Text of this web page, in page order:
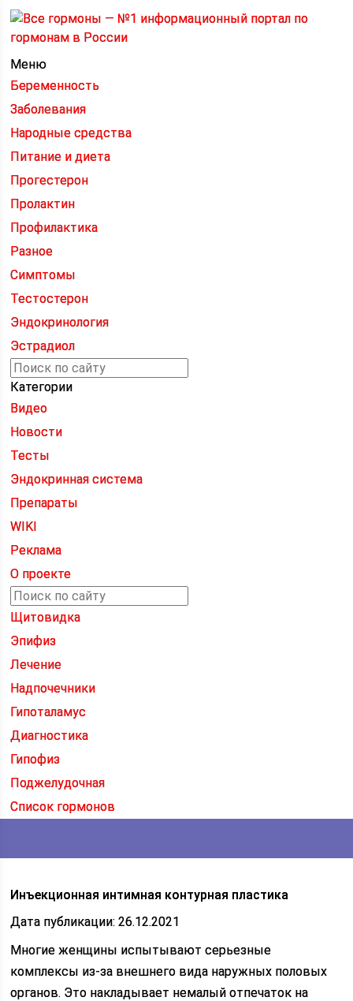
Меню
Беременность
Заболевания
Народные средства
Питание и диета
Прогестерон
Пролактин
Профилактика
Разное
Симптомы
Тестостерон
Эндокринология
Эстрадиол
Категории
Видео
Новости
Тесты
Эндокринная система
Препараты
WIKI
Реклама
О проекте
Щитовидка
Эпифиз
Лечение
Надпочечники
Гипоталамус
Диагностика
Гипофиз
Поджелудочная
Список гормонов
Инъекционная интимная контурная пластика
Дата публикации: 26.12.2021
Многие женщины испытывают серьезные
комплексы из-за внешнего вида наружных половых
органов. Это накладывает немалый отпечаток на